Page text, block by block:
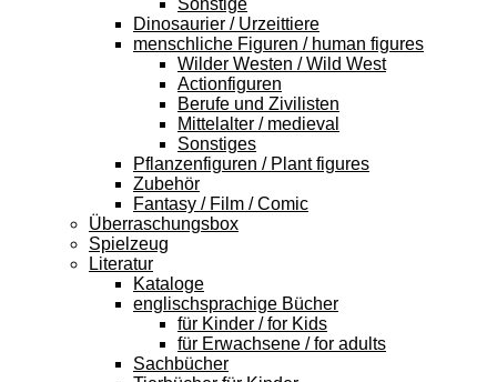
Sonstige
Dinosaurier / Urzeittiere
menschliche Figuren / human figures
Wilder Westen / Wild West
Actionfiguren
Berufe und Zivilisten
Mittelalter / medieval
Sonstiges
Pflanzenfiguren / Plant figures
Zubehör
Fantasy / Film / Comic
Überraschungsbox
Spielzeug
Literatur
Kataloge
englischsprachige Bücher
für Kinder / for Kids
für Erwachsene / for adults
Sachbücher